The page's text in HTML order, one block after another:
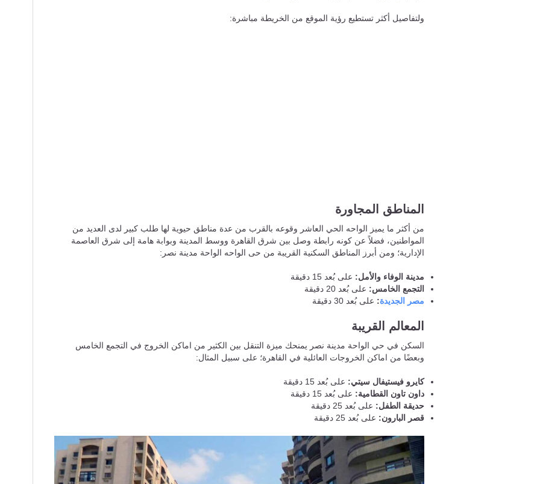
ولتفاصيل أكثر تستطيع رؤية الموقع من الخريطة مباشرة:
المناطق المجاورة
من أكثر ما يميز الواحه الحي العاشر وقوعه بالقرب من عدة مناطق حيوية لها طلب كبير لدى العديد من
المواطنين، فضلاً عن كونه رابطة وصل بين شرق القاهرة ووسط المدينة وبوابة هامة إلى شرق العاصمة
الإدارية؛ ومن أبرز المناطق السكنية القريبة من حى الواحه الواحة مدينة نصر:
مدينة الوفاء والأمل: على بُعد 15 دقيقة
التجمع الخامس: على بُعد 20 دقيقة
مصر الجديدة: على بُعد 30 دقيقة
المعالم القريبة
السكن في حي الواحة مدينة نصر يمنحك ميزة التنقل بين الكثير من اماكن الخروج في التجمع الخامس
وبعضًا من اماكن الخروجات العائلية في القاهرة؛ على سبيل المثال:
كايرو فيستيفال سيتي: على بُعد 15 دقيقة
داون تاون القطامية: على بُعد 15 دقيقة
حديقة الطفل: على بُعد 25 دقيقة
قصر البارون: على بُعد 25 دقيقة